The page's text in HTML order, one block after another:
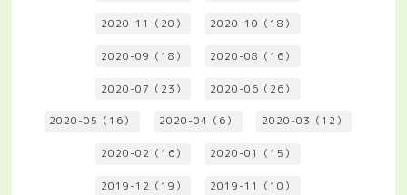
2020-11（20） 2020-10（18）
2020-09（18） 2020-08（16）
2020-07（23） 2020-06（26）
2020-05（16） 2020-04（6） 2020-03（12）
2020-02（16） 2020-01（15）
2019-12（19） 2019-11（10）